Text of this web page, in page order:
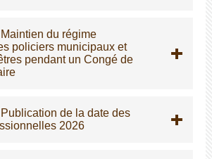
Maintien du régime
policiers municipaux et
pendant un Congé de
Publication de la date des
2026